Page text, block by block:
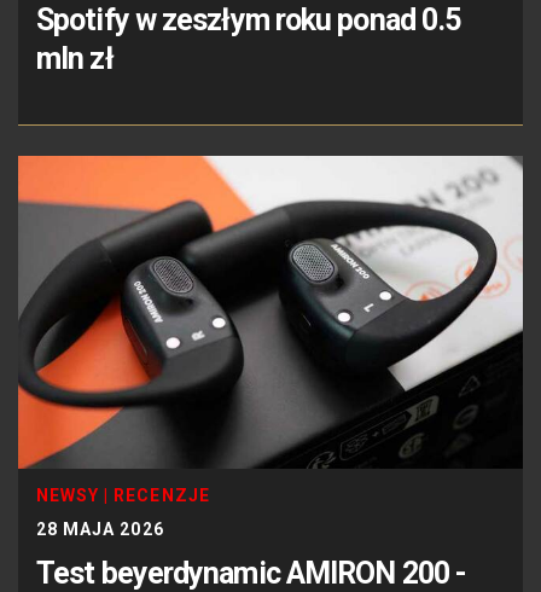
Spotify w zeszłym roku ponad 0.5
mln zł
NEWSY
RECENZJE
28 MAJA 2026
Test beyerdynamic AMIRON 200 -